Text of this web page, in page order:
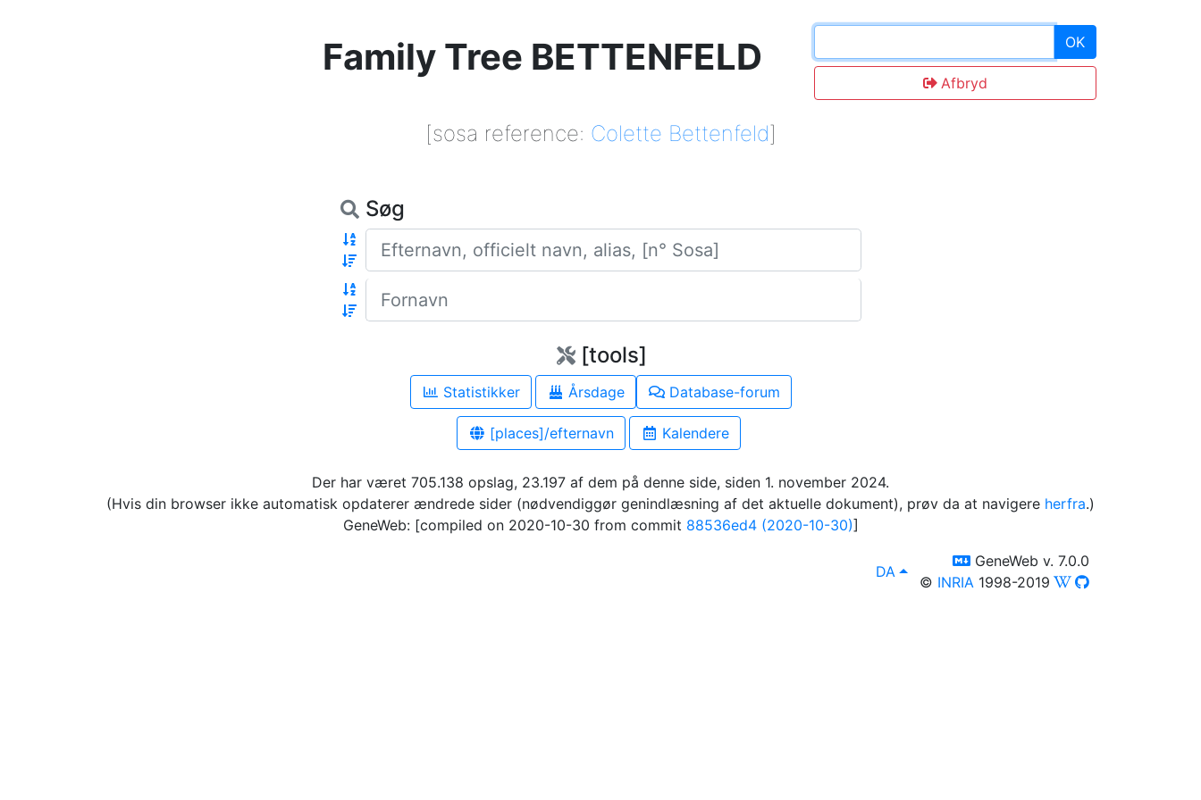
OK
Afbryd
Family Tree BETTENFELD
[sosa reference: Colette Bettenfeld]
Søg
Efternavn
[tools]
Statistikker Årsdage Database-forum
[places]/efternavn Kalendere
Der har været 705.138 opslag, 23.197 af dem på denne side, siden 1. november 2024.
(Hvis din browser ikke automatisk opdaterer ændrede sider (nødvendiggør genindlæsning af det aktuelle dokument), prøv da at navigere herfra.)
GeneWeb: [compiled on 2020-10-30 from commit 88536ed4 (2020-10-30)]
lang
DA , Du kan vælge fremstilling på et andet
switch to templm
GeneWeb v. 7.0.0
© INRIA 1998-2019